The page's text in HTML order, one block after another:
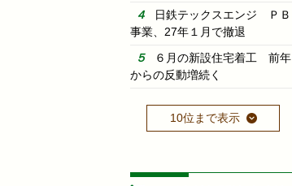
日鉄テックスエンジ ＰＢ
事業、27年１月で撤退
６月の新設住宅着工 前年
からの反動増続く
10位まで表示